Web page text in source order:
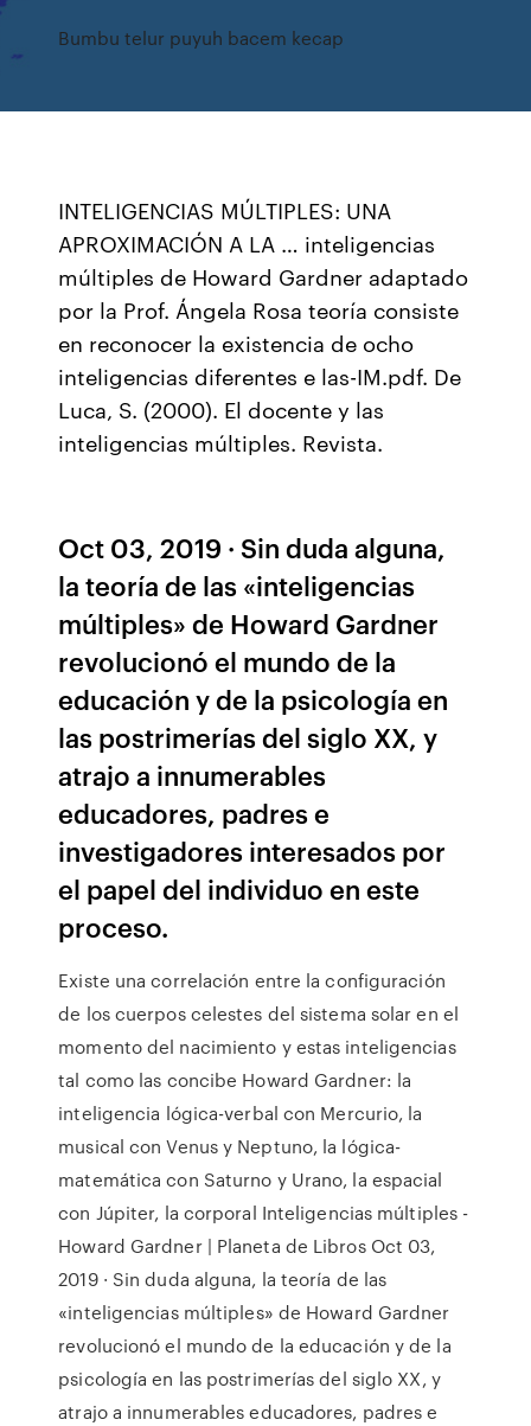
Bumbu telur puyuh bacem kecap
INTELIGENCIAS MÚLTIPLES: UNA
APROXIMACIÓN A LA … inteligencias
múltiples de Howard Gardner adaptado
por la Prof. Ángela Rosa teoría consiste
en reconocer la existencia de ocho
inteligencias diferentes e las-IM.pdf. De
Luca, S. (2000). El docente y las
inteligencias múltiples. Revista.
Oct 03, 2019 · Sin duda alguna,
la teoría de las «inteligencias
múltiples» de Howard Gardner
revolucionó el mundo de la
educación y de la psicología en
las postrimerías del siglo XX, y
atrajo a innumerables
educadores, padres e
investigadores interesados por
el papel del individuo en este
proceso.
Existe una correlación entre la configuración
de los cuerpos celestes del sistema solar en el
momento del nacimiento y estas inteligencias
tal como las concibe Howard Gardner: la
inteligencia lógica-verbal con Mercurio, la
musical con Venus y Neptuno, la lógica-
matemática con Saturno y Urano, la espacial
con Júpiter, la corporal Inteligencias múltiples -
Howard Gardner | Planeta de Libros Oct 03,
2019 · Sin duda alguna, la teoría de las
«inteligencias múltiples» de Howard Gardner
revolucionó el mundo de la educación y de la
psicología en las postrimerías del siglo XX, y
atrajo a innumerables educadores, padres e